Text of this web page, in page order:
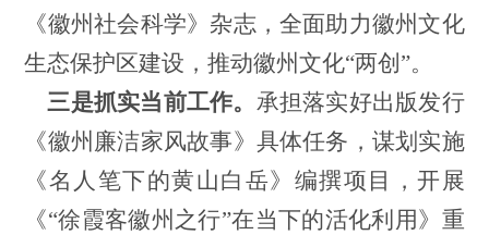
《徽州社会科学》杂志， 全面助力徽州文化
生态保护区建设 ，推动徽州文化“两创”。
三是抓实当前工作。 承担落实好出版发行
《徽州廉洁家风故事》 具体任务， 谋划 实施
《名人笔下的黄山白岳》编撰项目
，开展
《“徐霞客徽州之行”在当下的活化利用》重